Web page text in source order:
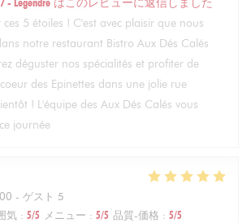
- Legendre はこのレビューに返信しました
5 étoiles ! C'est avec plaisir que nous
notre restaurant Bistro Aux Dés Calés
déguster nos spécialités et profiter de
des Epinettes dans une jolie rue
! L'équipe des Aux Dés Calés vous
journée
- ゲスト 5
気 : 5/5 メニュー : 5/5 品質-価格 : 5/5